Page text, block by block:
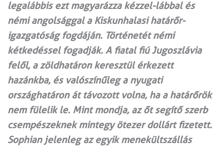
legalábbis ezt magyarázza kézzel-lábbal és
némi angolsággal a Kiskunhalasi határőr-
igazgatóság fogdáján. Történetét némi
kétkedéssel fogadják. A fiatal fiú Jugoszlávia
felől, a zöldhatáron keresztül érkezett
hazánkba, és valószínűleg a nyugati
országhatáron át távozott volna, ha a határőrök
nem fülelik le. Mint mondja, az őt segítő szerb
csempészeknek mintegy ötezer dollárt fizetett.
Sophian jelenleg az egyik menekültszállás